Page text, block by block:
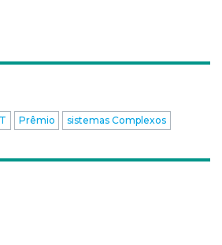
Prêmio sistemas Complexos
no Facebook
no Threads
no WhatsApp
no LinkedIn